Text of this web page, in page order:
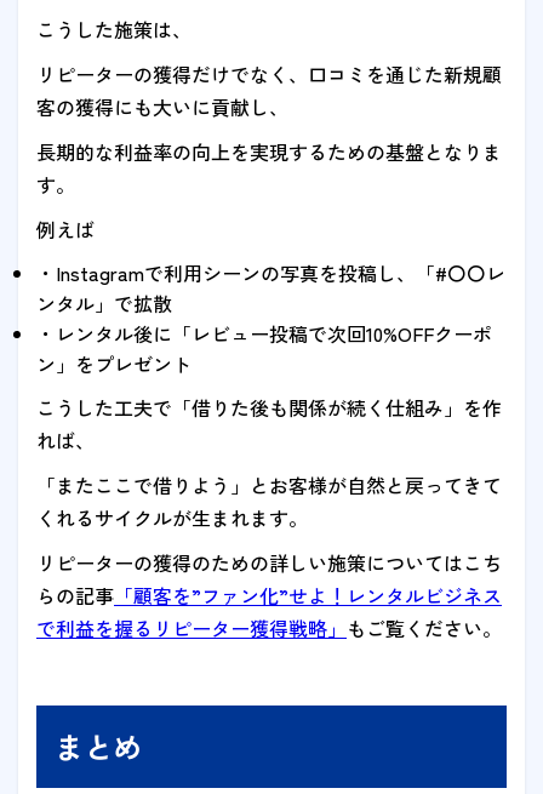
こうした施策は、
リピーターの獲得だけでなく、口コミを通じた新規顧
客の獲得にも大いに貢献し、
長期的な利益率の向上を実現するための基盤となりま
す。
例えば
・Instagramで利用シーンの写真を投稿し、「#〇〇レ
ンタル」で拡散
・レンタル後に「レビュー投稿で次回10%OFFクーポ
ン」をプレゼント
こうした工夫で「借りた後も関係が続く仕組み」を作
れば、
「またここで借りよう」とお客様が自然と戻ってきて
くれるサイクルが生まれます。
リピーターの獲得のための詳しい施策についてはこち
らの記事 「顧客を”ファン化”せよ！レンタルビジネス
で利益を握るリピーター獲得戦略」 もご覧ください。
まとめ